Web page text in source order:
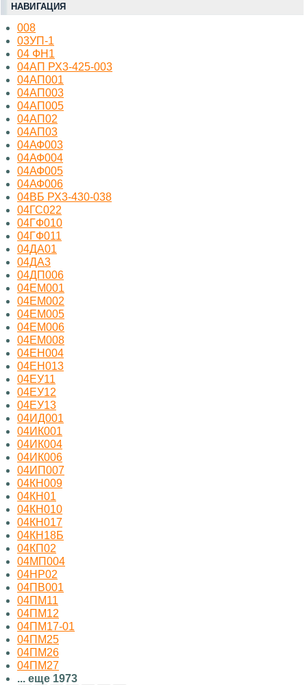
НАВИГАЦИЯ
008
03УП-1
04 ФН1
04АП РХ3-425-003
04АП001
04АП003
04АП005
04АП02
04АП03
04АФ003
04АФ004
04АФ005
04АФ006
04ВБ РХ3-430-038
04ГС022
04ГФ010
04ГФ011
04ДА01
04ДА3
04ДП006
04ЕМ001
04ЕМ002
04ЕМ005
04ЕМ006
04ЕМ008
04ЕН004
04ЕН013
04ЕУ11
04ЕУ12
04ЕУ13
04ИД001
04ИК001
04ИК004
04ИК006
04ИП007
04КН009
04КН01
04КН010
04КН017
04КН18Б
04КП02
04МП004
04НР02
04ПВ001
04ПМ11
04ПМ12
04ПМ17-01
04ПМ25
04ПМ26
04ПМ27
... еще 1973